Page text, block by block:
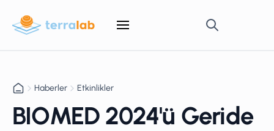
Haberler Etkinlikler
BIOMED 2024'ü Geride